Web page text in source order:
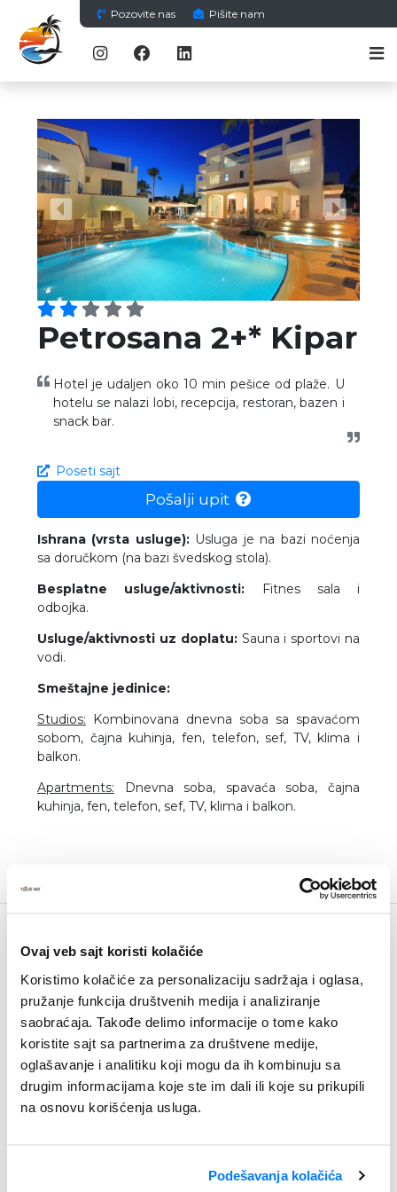
Ovaj veb sajt koristi kolačiće
Koristimo kolačiće za personalizaciju sadržaja i oglasa,
pružanje funkcija društvenih medija i analiziranje
saobraćaja. Takođe delimo informacije o tome kako
koristite sajt sa partnerima za društvene medije,
oglašavanje i analitiku koji mogu da ih kombinuju sa
drugim informacijama koje ste im dali ili koje su prikupili
na osnovu korišćenja usluga.
Podešavanja kolačića
Pozovite nas Pišite nam
Previous Next
Petrosana 2+* Kipar
Hotel je udaljen oko 10 min pešice od plaže. U
hotelu se nalazi lobi, recepcija, restoran, bazen i
snack bar.
Poseti sajt
Pošalji upit
Ishrana (vrsta usluge): Usluga je na bazi noćenja
sa doručkom (na bazi švedskog stola).
Besplatne usluge/aktivnosti:
Fitnes sala i
odbojka.
Usluge/aktivnosti uz doplatu:Sauna i sportovi na
vodi.
Smeštajne jedinice:
Studios: Kombinovana dnevna soba sa spavaćom
sobom, čajna kuhinja, fen, telefon, sef, TV, klima i
balkon.
Apartments: Dnevna soba, spavaća soba, čajna
kuhinja, fen, telefon, sef, TV, klima i balkon.
Budite u toku
Newsletter